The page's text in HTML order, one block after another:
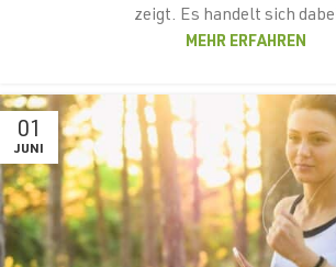
zeigt. Es handelt sich
MEHR ERFAHREN
01
JUNI